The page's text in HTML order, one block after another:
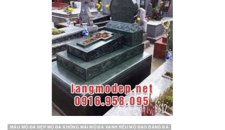
MẪU MỘ ĐÁ ĐẸP MỘ ĐÁ KHÔNG MÁI MỘ ĐÁ XANH RÊU MỘ ĐẠO BẰNG ĐÁ